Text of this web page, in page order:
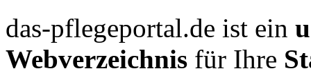
das-pflegeportal.de ist ein
Webverzeichnis für Ihre